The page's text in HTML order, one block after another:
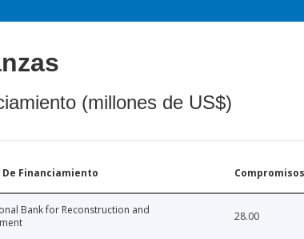
(millones de US$)
De Financiamiento Compromisos
Bank for Reconstruction and
28.00